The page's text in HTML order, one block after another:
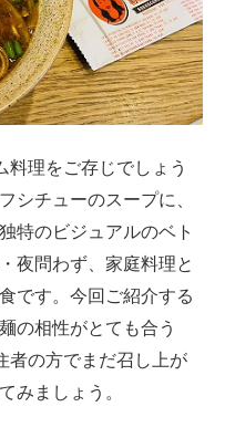
料理をご存じでしょう
シチューのスープに、
特のビジュアルのベト
夜問わず、家庭料理と
です。今回ご紹介する
の相性がとても合う
者の方でまだ召し上が
みましょう。